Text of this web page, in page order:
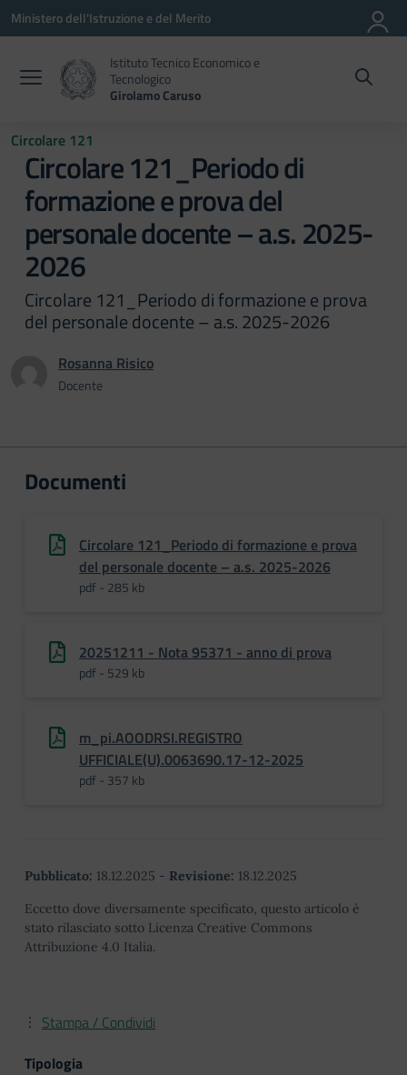
Vai ai contenuti
Vai al menu di navigazione
Vai al footer
Ministero dell'Istruzione e del Merito
Istituto Tecnico Economico e
Tecnologico
Girolamo Caruso
Circolare 121
Circolare 121_Periodo di
formazione e prova del
personale docente – a.s. 2025-
2026
Circolare 121_Periodo di formazione e prova
del personale docente – a.s. 2025-2026
Rosanna Risico
Docente
Documenti
Circolare 121_Periodo di formazione e prova
del personale docente – a.s. 2025-2026
pdf - 285 kb
20251211 - Nota 95371 - anno di prova
pdf - 529 kb
m_pi.AOODRSI.REGISTRO
UFFICIALE(U).0063690.17-12-2025
pdf - 357 kb
Pubblicato: 18.12.2025 - Revisione: 18.12.2025
Eccetto dove diversamente specificato, questo articolo è
stato rilasciato sotto Licenza Creative Commons
Attribuzione 4.0 Italia.
Stampa / Condividi
Tipologia